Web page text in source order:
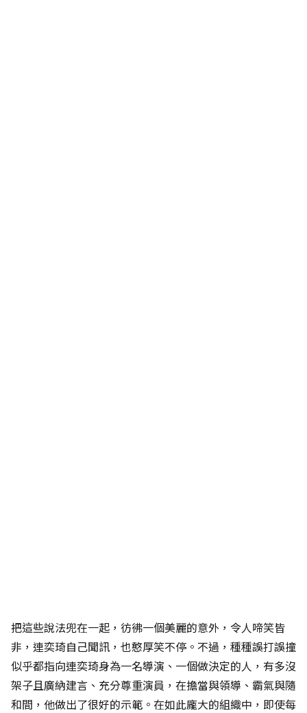
把這些說法兜在一起，彷彿一個美麗的意外，令人啼笑皆
非，連奕琦自己聞訊，也憨厚笑不停。不過，種種誤打誤撞
似乎都指向連奕琦身為一名導演、一個做決定的人，有多沒
架子且廣納建言、充分尊重演員，在擔當與領導、霸氣與隨
和間，他做出了很好的示範。在如此龐大的組織中，即使每